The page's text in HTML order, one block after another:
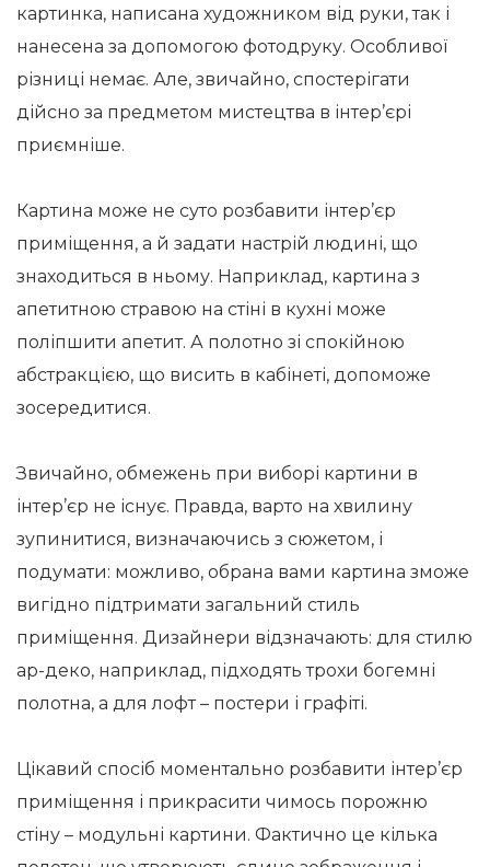
картинка, написана художником від руки, так і
нанесена за допомогою фотодруку. Особливої ​​
різниці немає. Але, звичайно, спостерігати
дійсно за предметом мистецтва в інтер’єрі
приємніше.
Картина може не суто розбавити інтер’єр
приміщення, а й задати настрій людині, що
знаходиться в ньому. Наприклад, картина з
апетитною стравою на стіні в кухні може
поліпшити апетит. А полотно зі спокійною
абстракцією, що висить в кабінеті, допоможе
зосередитися.
Звичайно, обмежень при виборі картини в
інтер’єр не існує. Правда, варто на хвилину
зупинитися, визначаючись з сюжетом, і
подумати: можливо, обрана вами картина зможе
вигідно підтримати загальний стиль
приміщення. Дизайнери відзначають: для стилю
ар-деко, наприклад, підходять трохи богемні
полотна, а для лофт – постери і графіті.
Цікавий спосіб моментально розбавити інтер’єр
приміщення і прикрасити чимось порожню
стіну – модульні картини. Фактично це кілька